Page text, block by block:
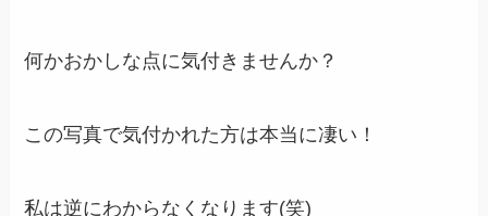
何かおかしな点に気付きませんか？
この写真で気付かれた方は本当に凄い！
私は逆にわからなくなります(笑)